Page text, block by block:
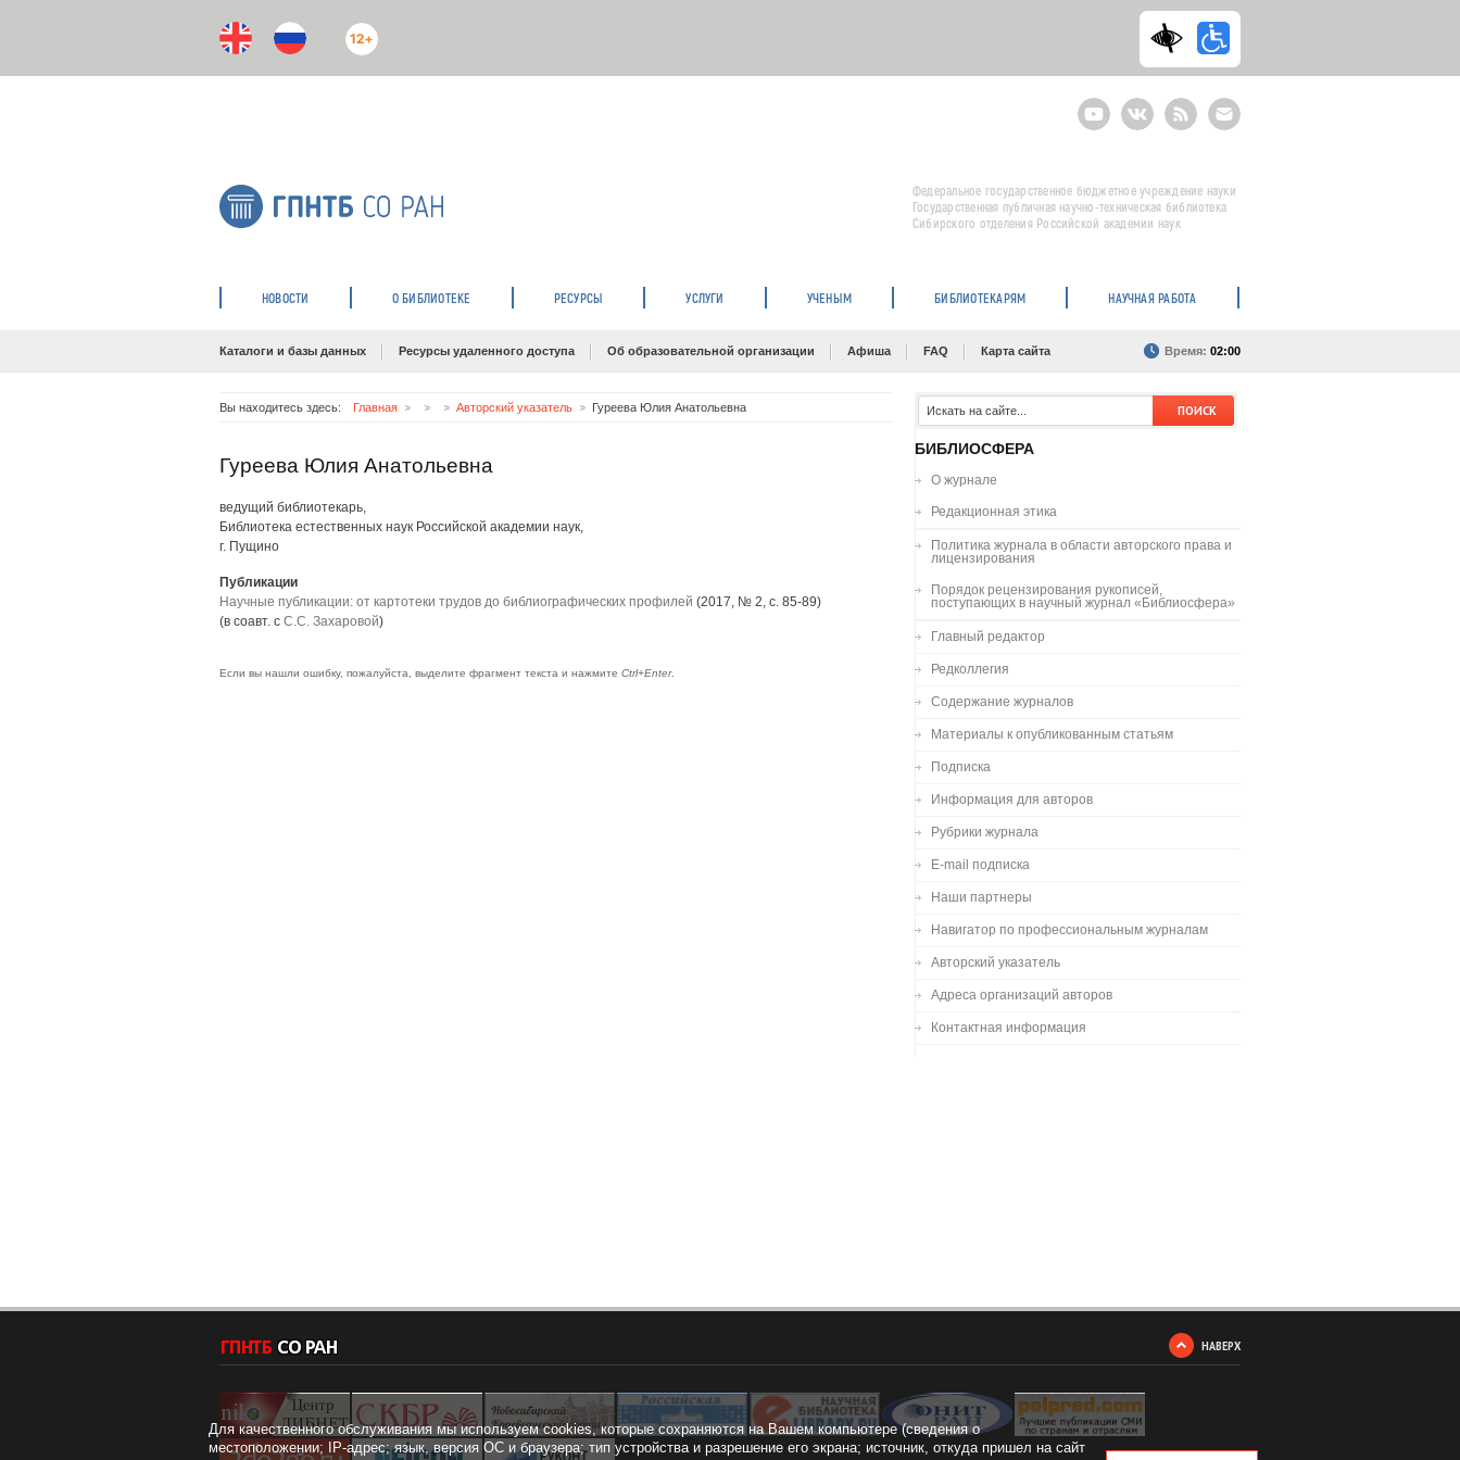
12+
YoutubeВКонтактеRSS
E-
mail
подписка
Федеральное государственное бюджетное учреждение науки
Государственная публичная научно-техническая библиотека
Сибирского отделения Российской академии наук
НОВОСТИ О БИБЛИОТЕКЕ РЕСУРСЫ УСЛУГИ УЧЕНЫМ БИБЛИОТЕКАРЯМ НАУЧНАЯ РАБОТА
Каталоги и базы данных Ресурсы удаленного доступа Об образовательной организации Афиша FAQ Карта сайта Время: 02:00
Вы находитесь здесь: Главная Авторский указатель Гуреева Юлия Анатольевна
Гуреева Юлия Анатольевна
ведущий библиотекарь,
Библиотека естественных наук Российской академии наук,
г. Пущино
Публикации
Научные публикации: от картотеки трудов до библиографических профилей (2017, № 2, с. 85-89)
(в соавт. с C.C. Захаровой)
Если вы нашли ошибку, пожалуйста, выделите фрагмент текста и нажмите Ctrl+Enter.
БИБЛИОСФЕРА
О журнале
Редакционная этика
Политика журнала в области авторского права и
лицензирования
Порядок рецензирования рукописей,
поступающих в научный журнал «Библиосфера»
Главный редактор
Редколлегия
Содержание журналов
Материалы к опубликованным статьям
Подписка
Информация для авторов
Рубрики журнала
E-mail подписка
Наши партнеры
Навигатор по профессиональным журналам
Авторский указатель
Адреса организаций авторов
Контактная информация
НАВЕРХ
Для качественного обслуживания мы используем cookies, которые сохраняются на Вашем компьютере (сведения о
местоположении; IP-адрес; язык, версия ОС и браузера; тип устройства и разрешение его экрана; источник, откуда пришел на сайт